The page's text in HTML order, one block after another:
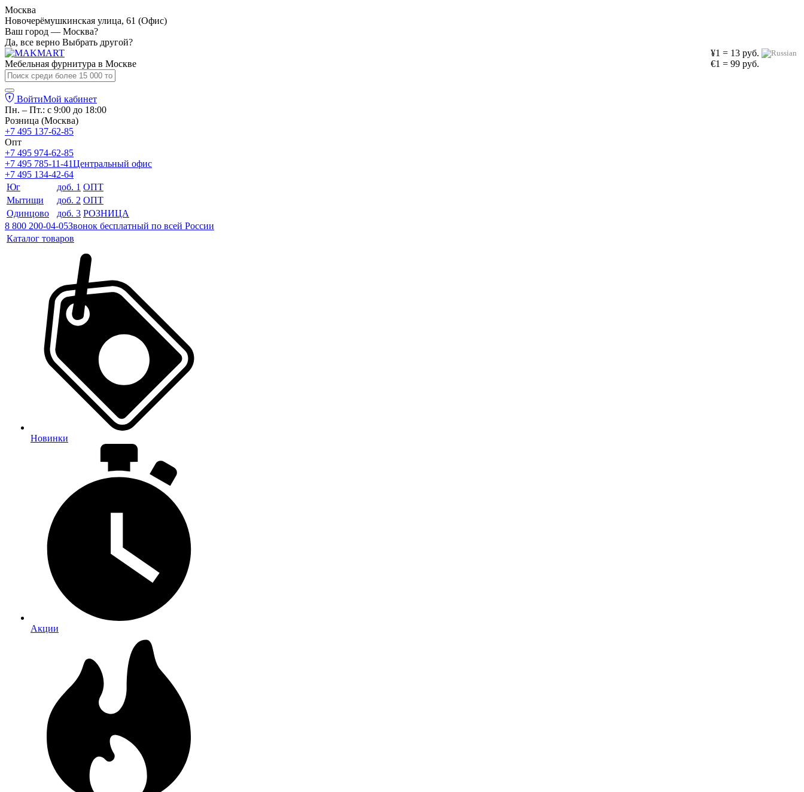
Москва
Новочерёмушкинская улица, 61 (Офис)
Ваш город — Москва?
Да, все верно Выбрать другой?
¥1 = 13 руб.
€1 = 99 руб.
Мебельная фурнитура в Москве
ВойтиМой кабинет
Пн. – Пт.: с 9:00 до 18:00
Розница (Москва)
+7 495 137-62-85
Опт
+7 495 974-62-85
+7 495 785-11-41Центральный офис
+7 495 134-42-64
Юг
доб. 1 ОПТ
Мытищи
доб. 2 ОПТ
Одинцово
доб. 3 РОЗНИЦА
8 800 200-04-05Звонок бесплатный по всей России
Каталог товаров
Новинки
Акции